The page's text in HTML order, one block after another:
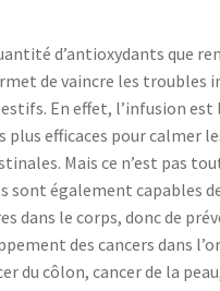
d’antioxydants que
de vaincre les troubles
En effet, l’infusion est
plus efficaces pour calmer
Mais ce n’est pas
sont également capables
dans le corps, donc de
des cancers dans
du côlon, cancer de la